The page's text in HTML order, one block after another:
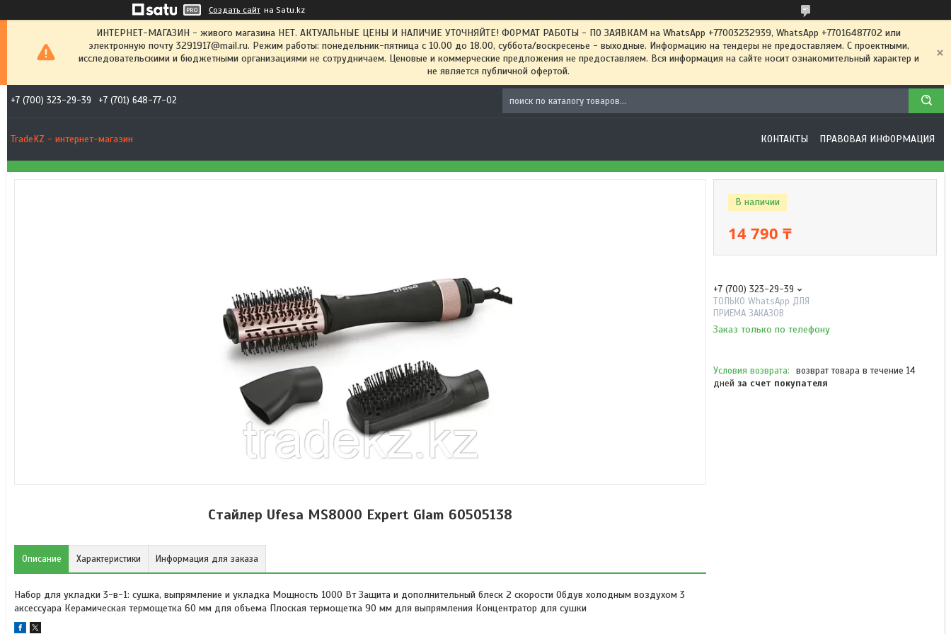
Создать сайт на Satu.kz
ИНТЕРНЕТ-МАГАЗИН - живого магазина НЕТ. АКТУАЛЬНЫЕ ЦЕНЫ И НАЛИЧИЕ УТОЧНЯЙТЕ! ФОРМАТ РАБОТЫ - ПО ЗАЯВКАМ на WhatsApp +77003232939, WhatsApp +77016487702 или
электронную почту 3291917@mail.ru. Режим работы: понедельник-пятница с 10.00 до 18.00, суббота/воскресенье - выходные. Информацию на тендеры не предоставляем. С проектными,
исследовательскими и бюджетными организациями не сотрудничаем. Ценовые и коммерческие предложения не предоставляем. Вся информация на сайте носит ознакомительный характер и
не является публичной офертой.
+7 (700) 323-29-39 +7 (701) 648-77-02
TradeKZ - интернет-магазин КОНТАКТЫ ПРАВОВАЯ ИНФОРМАЦИЯ
Стайлер Ufesa MS8000 Expert Glam 60505138
Описание Характеристики Информация для заказа
Набор для укладки 3-в-1: сушка, выпрямление и укладка Мощность 1000 Вт Защита и дополнительный блеск 2 скорости Обдув холодным воздухом 3
аксессуара Керамическая термощетка 60 мм для объема Плоская термощетка 90 мм для выпрямления Концентратор для сушки
В наличии
14 790 ₸
+7 (700) 323-29-39
ТОЛЬКО WhatsApp ДЛЯ
ПРИЕМА ЗАКАЗОВ
Заказ только по телефону
возврат товара в течение 14
дней за счет покупателя